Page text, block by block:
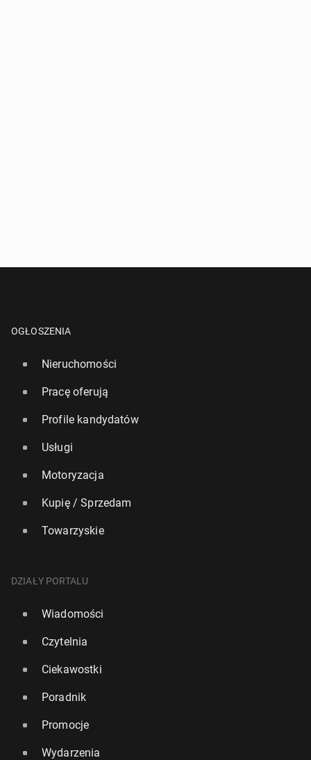
OGŁOSZENIA
Nieruchomości
Pracę oferują
Profile kandydatów
Usługi
Motoryzacja
Kupię / Sprzedam
Towarzyskie
DZIAŁY PORTALU
Wiadomości
Czytelnia
Ciekawostki
Poradnik
Promocje
Wydarzenia